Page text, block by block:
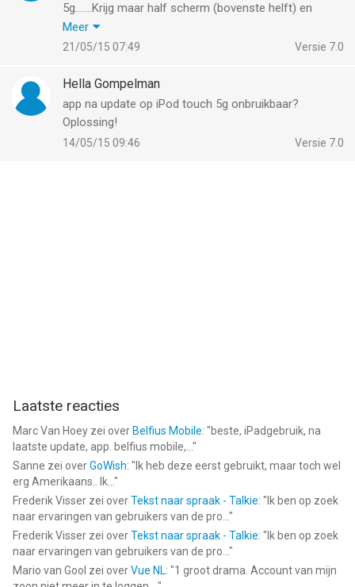
5g.......Krijg maar half scherm (bovenste helft) en
menu ontbreekt.
Heb al paar keer opnieuw geïnstalleerd, maar
Wie heeft een oplossing?
Meer
Versie 7.0
21/05/15 07:49
Hella Gompelman
app na update op iPod touch 5g onbruikbaar?
Oplossing!
Versie 7.0
14/05/15 09:46
Laatste reacties
Marc Van Hoey zei over Belfius Mobile: "beste, iPadgebruik, na
laatste update, app. belfius mobile,... "
Sanne zei overGoWish: " Ik heb deze eerst gebruikt, maar toch wel
erg Amerikaans.. Ik... "
Frederik Visser zei overTekst naar spraak - Talkie: " Ik ben op zoek
naar ervaringen van gebruikers van de pro... "
Frederik Visser zei overTekst naar spraak - Talkie: " Ik ben op zoek
naar ervaringen van gebruikers van de pro... "
Mario van Gool zei overVue NL: "1 groot drama. Account van mijn